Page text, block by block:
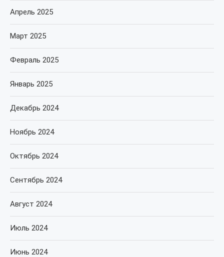
Апрель 2025
Март 2025
Февраль 2025
Январь 2025
Декабрь 2024
Ноябрь 2024
Октябрь 2024
Сентябрь 2024
Август 2024
Июль 2024
Июнь 2024